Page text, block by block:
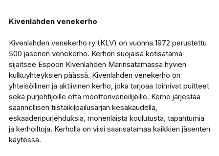
Kivenlahden venekerho
Kivenlahden venekerho ry (KLV) on vuonna 1972 perustettu
500 jäsenen venekerho. Kerhon suojaisa kotisatama
sijaitsee Espoon Kivenlahden Marinsatamassa hyvien
kulkuyhteyksien päässä. Kivenlahden venekerho on
yhteisöllinen ja aktiivinen kerho, joka tarjoaa toimivat puitteet
sekä purjehtijoille että moottoriveneilijöille. Kerho järjestää
säännöllisen tiistaikilpailusarjan kesäkaudella,
eskaaderipurjehduksia, monenlaista koulutusta, tapahtumia
ja kerhoiltoja. Kerholla on viisi saarisatamaa kaikkien jäsenten
käytössä.